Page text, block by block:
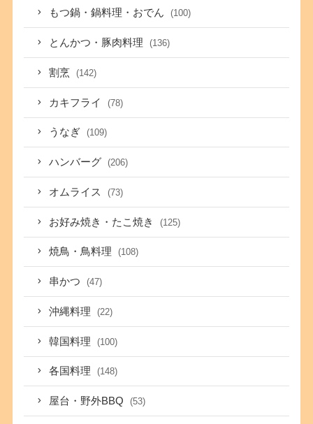
もつ鍋・鍋料理・おでん (100)
とんかつ・豚肉料理 (136)
割烹 (142)
カキフライ (78)
うなぎ (109)
ハンバーグ (206)
オムライス (73)
お好み焼き・たこ焼き (125)
焼鳥・鳥料理 (108)
串かつ (47)
沖縄料理 (22)
韓国料理 (100)
各国料理 (148)
屋台・野外BBQ (53)